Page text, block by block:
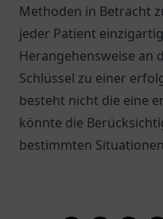
Methoden in Betracht
jeder Patient
Herangehensweise an
Schlüssel zu einer
besteht nicht die eine
könnte die
bestimmten